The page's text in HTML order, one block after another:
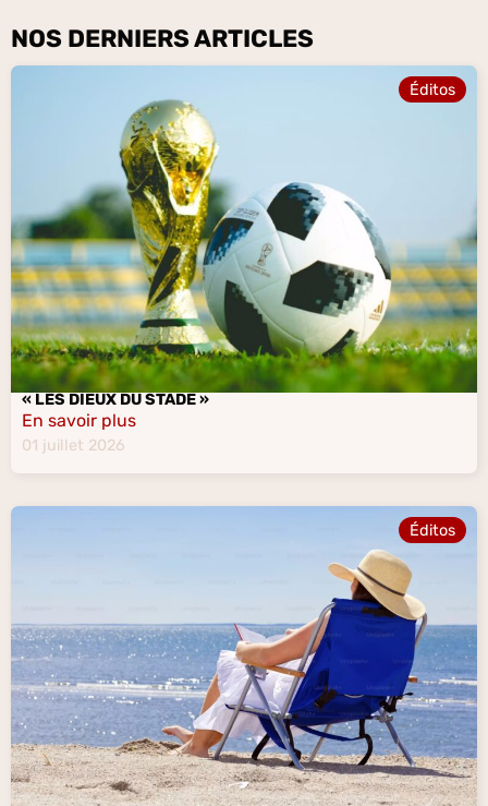
NOS DERNIERS ARTICLES
Éditos
« LES DIEUX DU STADE »
En savoir plus
01 juillet 2026
Éditos